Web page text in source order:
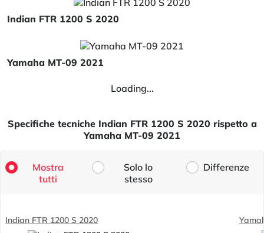
Indian FTR 1200 S 2020
Yamaha MT-09 2021
Loading...
Specifiche tecniche Indian FTR 1200 S 2020 rispetto a
Yamaha MT-09 2021
Mostra
tutti
Solo lo
stesso
Differenze
Indian FTR 1200 S 2020